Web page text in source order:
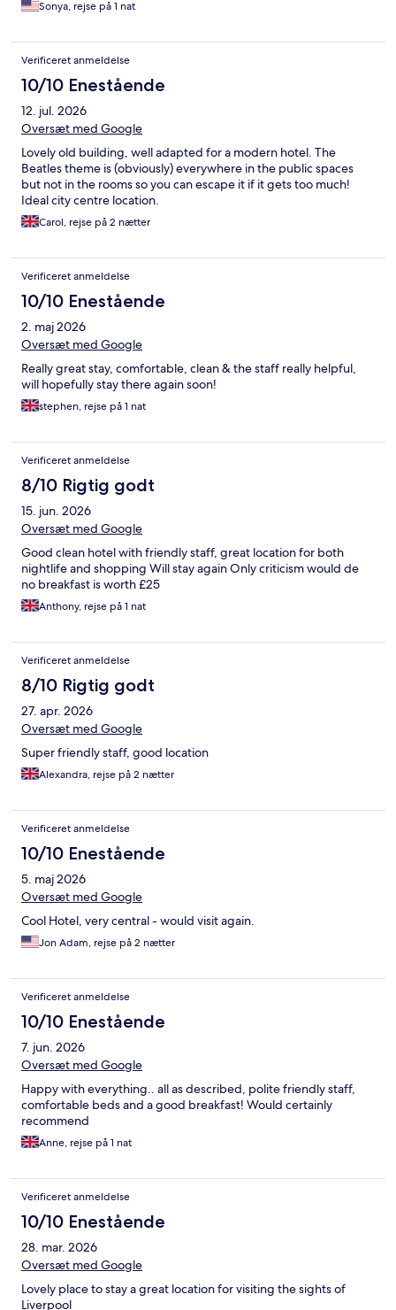
Sonya, rejse på 1 nat
Verificeret anmeldelse
10/10 Enestående
12. jul. 2026
Oversæt med Google
Lovely old building, well adapted for a modern hotel. The
Beatles theme is (obviously) everywhere in the public spaces
but not in the rooms so you can escape it if it gets too much!
Ideal city centre location.
Carol, rejse på 2 nætter
Verificeret anmeldelse
10/10 Enestående
2. maj 2026
Oversæt med Google
Really great stay, comfortable, clean & the staff really helpful,
will hopefully stay there again soon!
stephen, rejse på 1 nat
Verificeret anmeldelse
8/10 Rigtig godt
15. jun. 2026
Oversæt med Google
Good clean hotel with friendly staff, great location for both
nightlife and shopping Will stay again Only criticism would de
no breakfast is worth £25
Anthony, rejse på 1 nat
Verificeret anmeldelse
8/10 Rigtig godt
27. apr. 2026
Oversæt med Google
Super friendly staff, good location
Alexandra, rejse på 2 nætter
Verificeret anmeldelse
10/10 Enestående
5. maj 2026
Oversæt med Google
Cool Hotel, very central - would visit again.
Jon Adam, rejse på 2 nætter
Verificeret anmeldelse
10/10 Enestående
7. jun. 2026
Oversæt med Google
Happy with everything.. all as described, polite friendly staff,
comfortable beds and a good breakfast! Would certainly
recommend
Anne, rejse på 1 nat
Verificeret anmeldelse
10/10 Enestående
28. mar. 2026
Oversæt med Google
Lovely place to stay a great location for visiting the sights of
Liverpool